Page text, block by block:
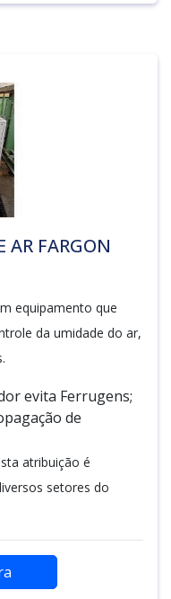
AR FARGON
equipamento que
da umidade do ar,
evita Ferrugens;
de
atribuição é
setores do